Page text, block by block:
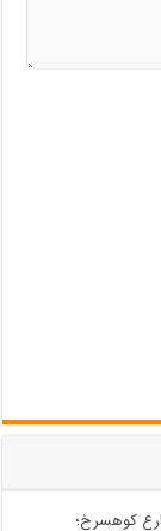
کوهسرخ؛